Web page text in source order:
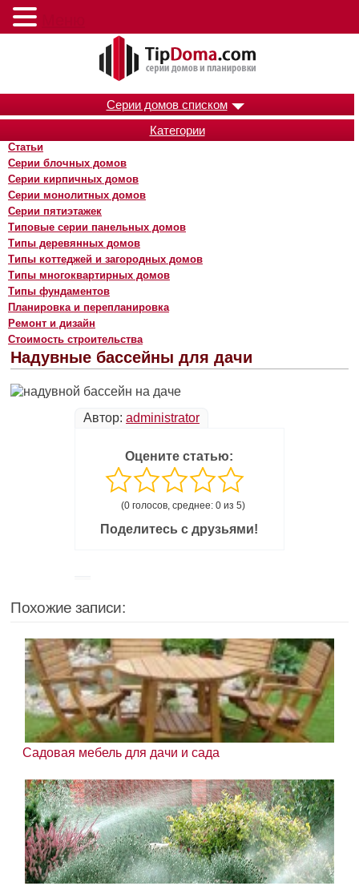
Серии домов списком
Категории
Статьи
Серии блочных домов
Серии кирпичных домов
Серии монолитных домов
Серии пятиэтажек
Типовые серии панельных домов
Типы деревянных домов
Типы коттеджей и загородных домов
Типы многоквартирных домов
Типы фундаментов
Планировка и перепланировка
Ремонт и дизайн
Стоимость строительства
Надувные бассейны для дачи
Автор: administrator
Оцените статью:
(0 голосов, среднее: 0 из 5)
Поделитесь с друзьями!
Похожие записи:
Садовая мебель для дачи и сада